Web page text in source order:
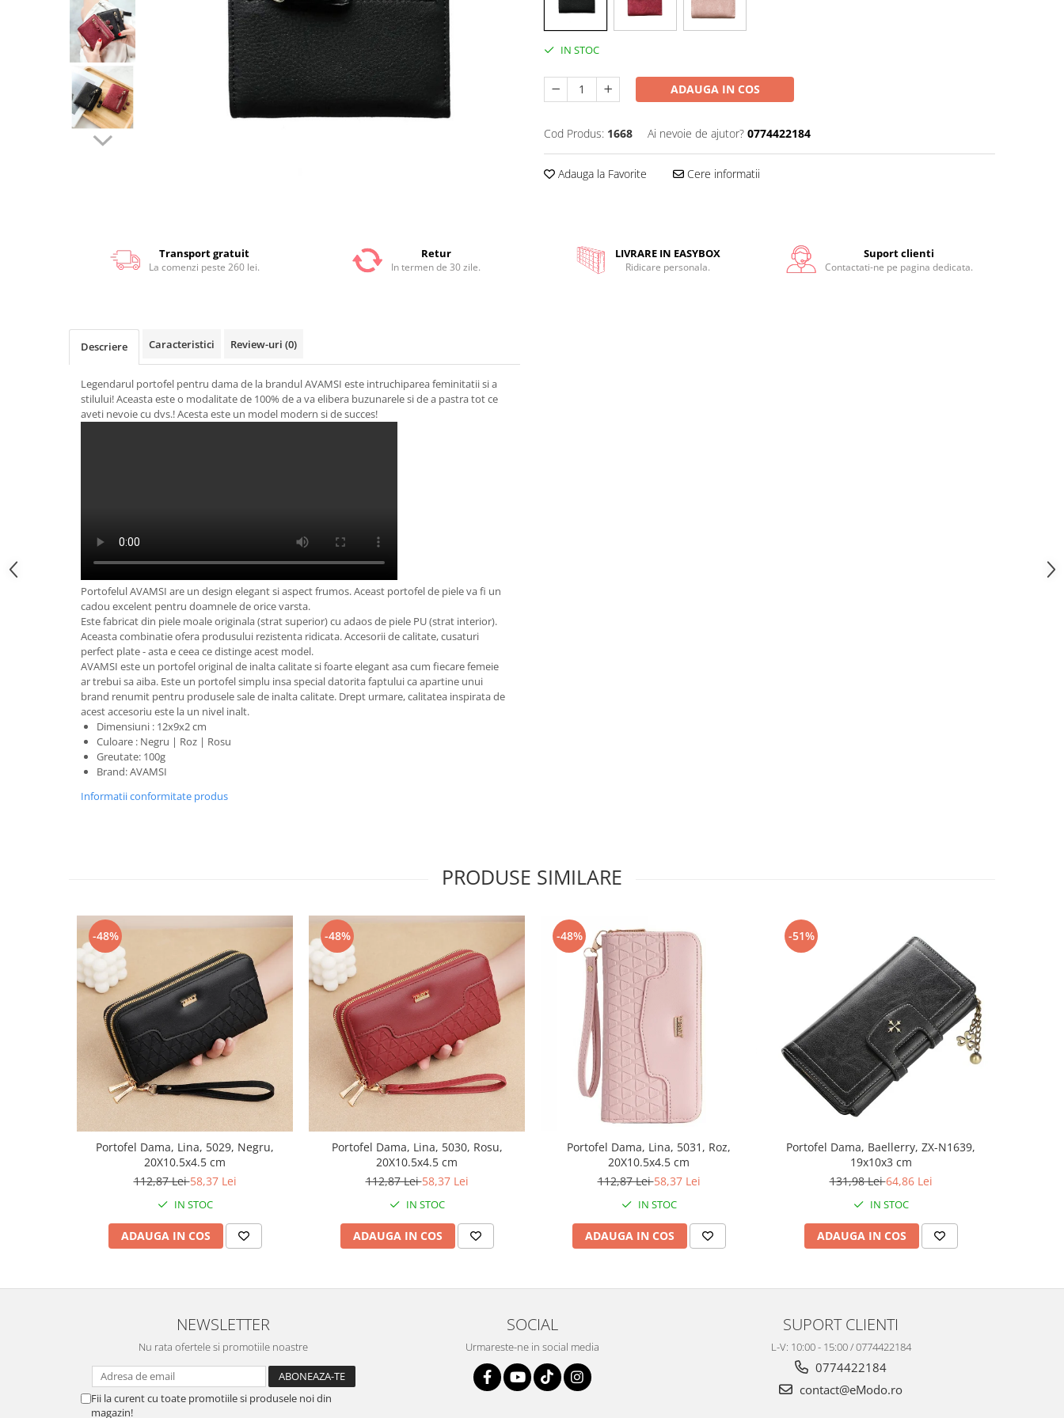
IN STOC
ADAUGA IN COS
Cod Produs: 1668 Ai nevoie de ajutor? 0774422184
Adauga la Favorite Cere informatii
Transport gratuit
La comenzi peste 260 lei.
Retur
In termen de 30 zile.
LIVRARE IN EASYBOX
Ridicare personala.
Suport clienti
Contactati-ne pe pagina dedicata.
Descriere Caracteristici Review-uri (0)
Legendarul portofel pentru dama de la brandul AVAMSI este intruchiparea feminitatii si a
stilului! Aceasta este o modalitate de 100% de a va elibera buzunarele si de a pastra tot ce
aveti nevoie cu dvs.! Acesta este un model modern si de succes!
Portofelul AVAMSI are un design elegant si aspect frumos. Aceast portofel de piele va fi un
cadou excelent pentru doamnele de orice varsta.
Este fabricat din piele moale originala (strat superior) cu adaos de piele PU (strat interior).
Aceasta combinatie ofera produsului rezistenta ridicata. Accesorii de calitate, cusaturi
perfect plate - asta e ceea ce distinge acest model.
AVAMSI este un portofel original de inalta calitate si foarte elegant asa cum fiecare femeie
ar trebui sa aiba. Este un portofel simplu insa special datorita faptului ca apartine unui
brand renumit pentru produsele sale de inalta calitate. Drept urmare, calitatea inspirata de
acest accesoriu este la un nivel inalt.
Dimensiuni : 12x9x2 cm
Culoare : Negru | Roz | Rosu
Greutate: 100g
Brand: AVAMSI
Informatii conformitate produs
PRODUSE SIMILARE
-48%
Portofel Dama, Lina, 5029, Negru,
20X10.5x4.5 cm
112,87 Lei58,37 Lei
IN STOC
ADAUGA IN COS
-48%
Portofel Dama, Lina, 5030, Rosu,
20X10.5x4.5 cm
112,87 Lei58,37 Lei
IN STOC
ADAUGA IN COS
-48%
Portofel Dama, Lina, 5031, Roz,
20X10.5x4.5 cm
112,87 Lei58,37 Lei
IN STOC
ADAUGA IN COS
-51%
Portofel Dama, Baellerry, ZX-N1639,
19x10x3 cm
131,98 Lei64,86 Lei
IN STOC
ADAUGA IN COS
NEWSLETTER
Nu rata ofertele si promotiile noastre
Fii la curent cu toate promotiile si produsele noi din
magazin!
SOCIAL
Urmareste-ne in social media
SUPORT CLIENTI
L-V: 10:00 - 15:00 / 0774422184
0774422184
contact@eModo.ro